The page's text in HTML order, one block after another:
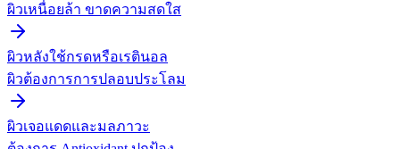
ผิวเหนื่อยล้า ขาดความสดใส
ผิวหลังใช้กรดหรือเรตินอล
ผิวต้องการการปลอบประโลม
ผิวเจอแดดและมลภาวะ